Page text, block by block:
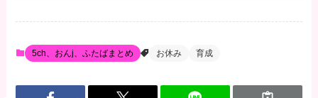
5ch、おんj、ふたばまとめ お休み 育成